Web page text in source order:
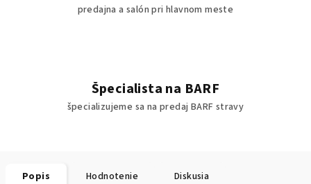
predajna a salón pri hlavnom meste
Špecialista na BARF
špecializujeme sa na predaj BARF stravy
Popis Hodnotenie Diskusia